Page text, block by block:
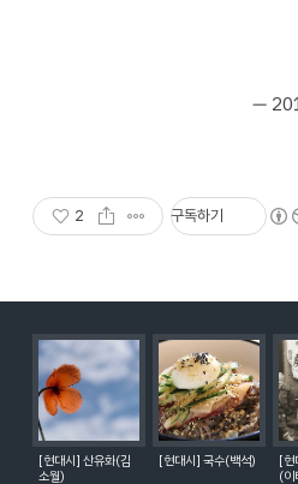
―
2 구독하기
[현대시] 산유화(김
소월)
[현대시] 국수(백석)
[현
(이